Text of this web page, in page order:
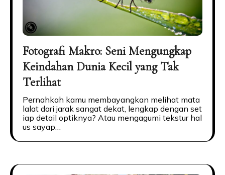
Fotografi Makro: Seni Mengungkap
Keindahan Dunia Kecil yang Tak
Terlihat
Pernahkah kamu membayangkan melihat mata
lalat dari jarak sangat dekat, lengkap dengan set
iap detail optiknya? Atau mengagumi tekstur hal
us sayap…